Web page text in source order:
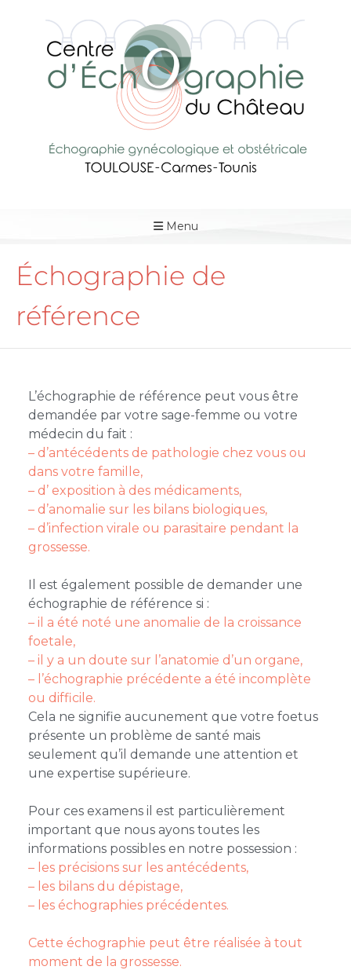
Menu
Échographie de
référence
L’échographie de référence peut vous être
demandée par votre sage-femme ou votre
médecin du fait :
– d’antécédents de pathologie chez vous ou
dans votre famille,
– d’ exposition à des médicaments,
– d’anomalie sur les bilans biologiques,
– d’infection virale ou parasitaire pendant la
grossesse.
Il est également possible de demander une
échographie de référence si :
– il a été noté une anomalie de la croissance
foetale,
– il y a un doute sur l’anatomie d’un organe,
– l’échographie précédente a été incomplète
ou difficile.
Cela ne signifie aucunement que votre foetus
présente un problème de santé mais
seulement qu’il demande une attention et
une expertise supérieure.
Pour ces examens il est particulièrement
important que nous ayons toutes les
informations possibles en notre possession :
– les précisions sur les antécédents,
– les bilans du dépistage,
– les échographies précédentes.
Cette échographie peut être réalisée à tout
moment de la grossesse.